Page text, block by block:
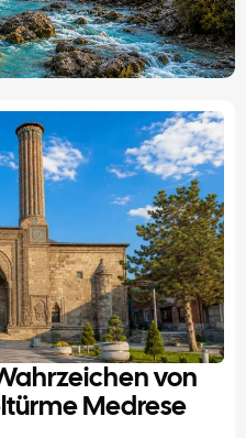
von
Medrese